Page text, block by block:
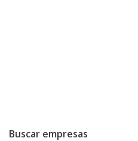
Buscar empresas